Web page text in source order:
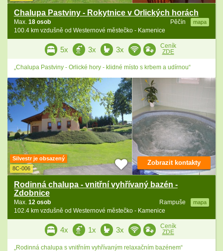
Chalupa Pastviny - Rokytnice v Orlických horách
Pěčín mapa
Max. 18 osob
100.4 km vzdušně od Westernové městečko - Kamenice
5x 3x 3x
Ceník
ZDE
„Chalupa Pastviny - Orlické hory - klidné místo s krbem a udírnou“
Silvestr je obsazený
8C-006
Rodinná chalupa - vnitřní vyhřívaný bazén -
Zdobnice
Rampuše mapa
Max. 12 osob
102.4 km vzdušně od Westernové městečko - Kamenice
Zobrazit kontakty
4x 1x 3x
Ceník
ZDE
„Rodinná chalupa s vnitřním vyhřívaným relaxačním bazénem“